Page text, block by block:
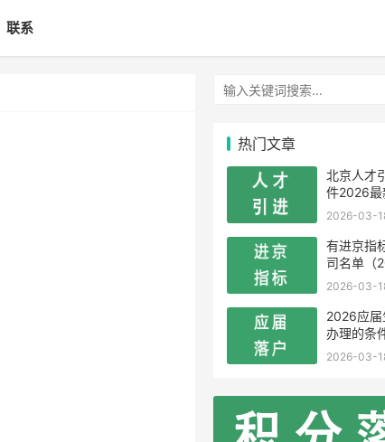
联系
热门文章
北京人才
件2026最
2026-03-
有进京指
司名单（
学生）
2026-03-
2026应届
办理的条
制
2026-03-